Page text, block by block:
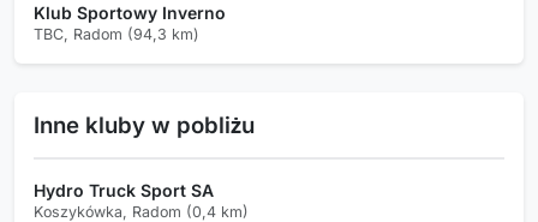
Klub Sportowy Inverno
TBC, Radom (94,3 km)
Inne kluby w pobliżu
Hydro Truck Sport SA
Koszykówka, Radom (0,4 km)